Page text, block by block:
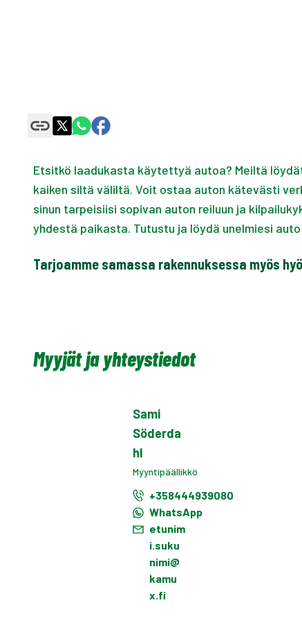
Etsitkö laadukasta käytettyä autoa? Meiltä
kaiken siltä väliltä. Voit ostaa auton kätevästi
sinun tarpeisiisi sopivan auton reiluun ja
yhdestä paikasta. Tutustu ja löydä unelmiesi
Tarjoamme samassa rakennuksessa myös
Myyjät ja yhteystiedot
Sami
Söderda
hl
Myyntipäällikkö
+358444939080
WhatsApp
etunim
i.suku
nimi@
kamu
x.fi